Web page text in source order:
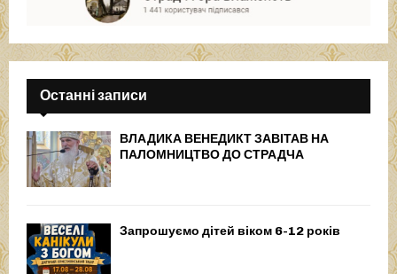
Останні записи
ВЛАДИКА ВЕНЕДИКТ ЗАВІТАВ НА
ПАЛОМНИЦТВО ДО СТРАДЧА
Запрошуємо дітей віком 6-12 років